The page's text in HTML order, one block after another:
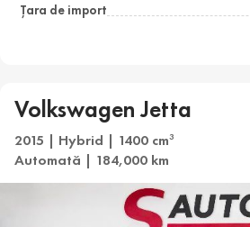
Țara de import
Volkswagen Jetta
2015 | Hybrid | 1400 cm3
Automată | 184,000 km